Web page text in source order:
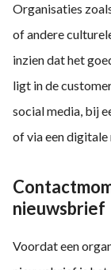
Organisaties
of andere
inzien dat het
ligt in de
social media, bij
of via een
nieuwsbrief
Voordat een
om
te
van
op
gebruikt
de
Hierdoor